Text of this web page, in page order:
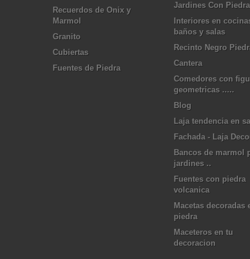
Recuerdos de Onix y
Marmol
Granito
Cubiertas
Fuentes de Piedra
Jardines Con
Interiores en
baños y salas
Recinto Negro
Cantera
Comedores con
geometricas .....
Blog
Laja tendencia en
Fachada - Laja
Bancos de marmol
jardines ..
Fuentes con piedra
volcanica
Macetas decoradas
piedra
Maceteros en tu
decoracion